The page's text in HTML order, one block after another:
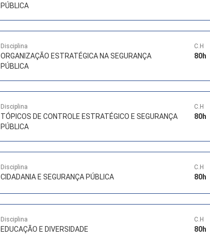
PÚBLICA
Disciplina
ORGANIZAÇÃO ESTRATÉGICA NA SEGURANÇA
PÚBLICA
C.H
80h
Disciplina
TÓPICOS DE CONTROLE ESTRATÉGICO E SEGURANÇA
PÚBLICA
C.H
80h
Disciplina
CIDADANIA E SEGURANÇA PÚBLICA
C.H
80h
Disciplina
EDUCAÇÃO E DIVERSIDADE
C.H
80h